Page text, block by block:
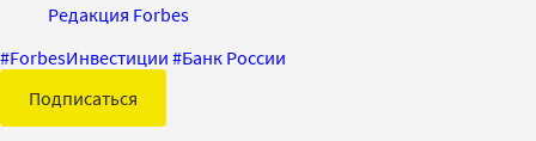
Редакция Forbes
#ForbesИнвестиции #Банк России
Подписаться